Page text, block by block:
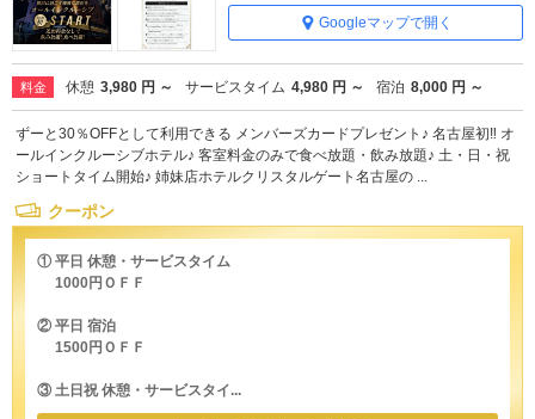
Googleマップで開く
料金 休憩 3,980 円 ～ サービスタイム 4,980 円 ～ 宿泊 8,000 円 ～
ずーと30％OFFとして利用できる メンバーズカードプレゼント♪ 名古屋初‼ オ
ールインクルーシブホテル♪ 客室料金のみで食べ放題・飲み放題♪ 土・日・祝
ショートタイム開始♪ 姉妹店ホテルクリスタルゲート名古屋の ...
クーポン
① 平日 休憩・サービスタイム
1000円ＯＦＦ
② 平日 宿泊
1500円ＯＦＦ
③ 土日祝 休憩・サービスタイ...